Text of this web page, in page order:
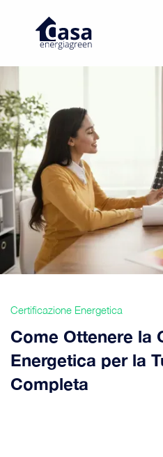
Certificazione Energetica
‍Come Ottenere la
Energetica per la
Completa